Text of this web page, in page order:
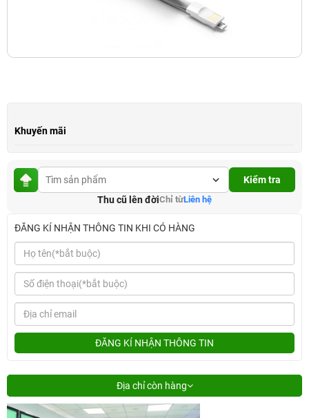
Khuyến mãi
Kiểm tra
Thu cũ lên đờiChỉ từLiên hệ
ĐĂNG KÍ NHẬN THÔNG TIN KHI CÓ HÀNG
ĐĂNG KÍ NHẬN THÔNG TIN
Địa chỉ còn hàng